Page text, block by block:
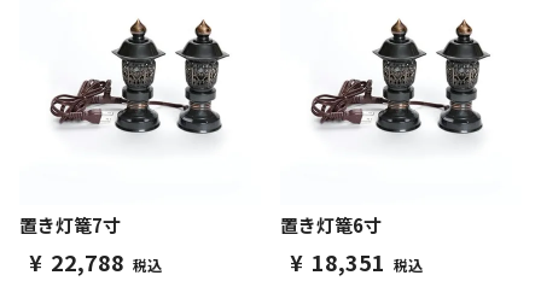
置き灯篭7寸
¥ 22,788 税込
置き灯篭6寸
¥ 18,351 税込